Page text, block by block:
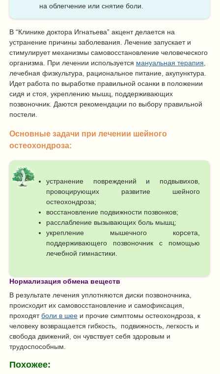
на облегчение или снятие боли.
В “Клинике доктора Игнатьева” акцент делается на
устранение причины заболевания. Лечение запускает и
стимулирует механизмы самовосстановление человеческого
организма. При лечении используется мануальная терапия,
лечебная физкультура, рациональное питание, акупунктура.
Идет работа по выработке правильной осанки в положении
сидя и стоя, укреплению мышц, поддерживающих
позвоночник. Даются рекомендации по выбору правильной
постели.
Основные задачи при лечении шейного
остеохондроза:
устранение повреждений и подвывихов,
провоцирующих развитие шейного
остеохондроза;
восстановление подвижности позвонков;
расслабление вызывающих боль мышц;
укрепление мышечного корсета,
поддерживающего позвоночник с помощью
лечебной гимнастики.
Нормализация обмена веществ
В результате лечения уплотняются диски позвоночника,
происходит их самовосстановление и самофиксация,
проходятболи в шее и прочие симптомы остеохондроза, к
человеку возвращается гибкость, подвижность, легкость и
свобода движений, он чувствует себя здоровым и
трудоспособным.
Похожее: